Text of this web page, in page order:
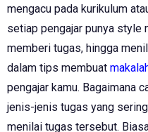
mengacu pada kurikulum
setiap pengajar punya style
memberi tugas, hingga
dalam tips membuat
pengajar kamu. Bagaimana
jenis-jenis tugas yang
menilai tugas tersebut.